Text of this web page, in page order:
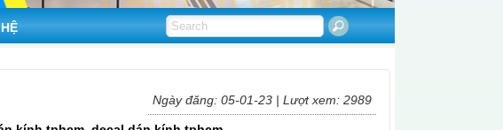
Ngày đăng: 05-01-23 | Lượt xem: 2989